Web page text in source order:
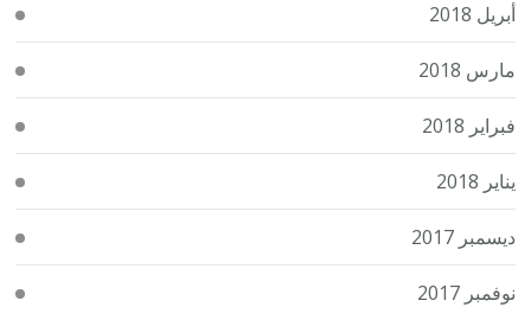
أبريل 2018
مارس 2018
فبراير 2018
يناير 2018
ديسمبر 2017
نوفمبر 2017